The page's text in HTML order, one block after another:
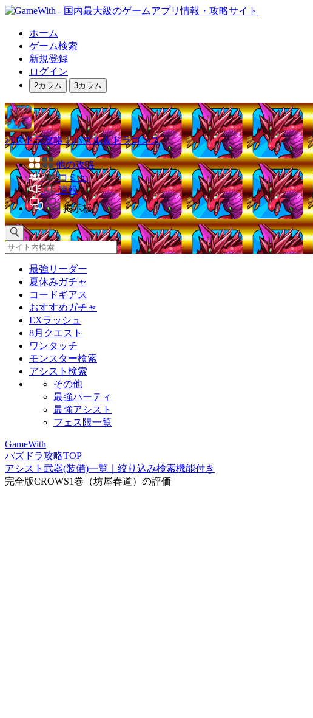
ホーム
ゲーム検索
新規登録
ログイン
2カラム 3カラム
パズドラ攻略｜パズル＆ドラゴンズ
他の攻略
コミュ
速報
掲示板
最強リーダー
夏休みガチャ
コードギアス
おすすめガチャ
EXラッシュ
8月クエスト
ワンタッチ
モンスター検索
アシスト検索
その他
最強パーティ
最強アシスト
フェス限一覧
GameWith
パズドラ攻略TOP
アシスト武器(装備)一覧｜絞り込み検索機能付き
完全版CROWS1巻（坊屋春道）の評価